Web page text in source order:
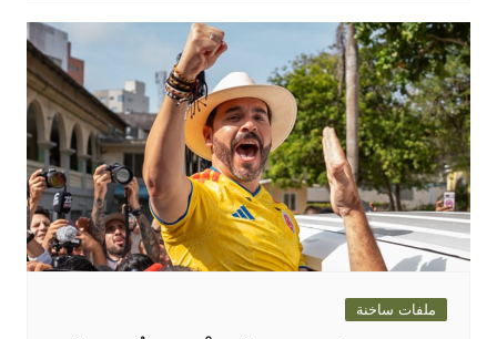
ملفات ساخنة